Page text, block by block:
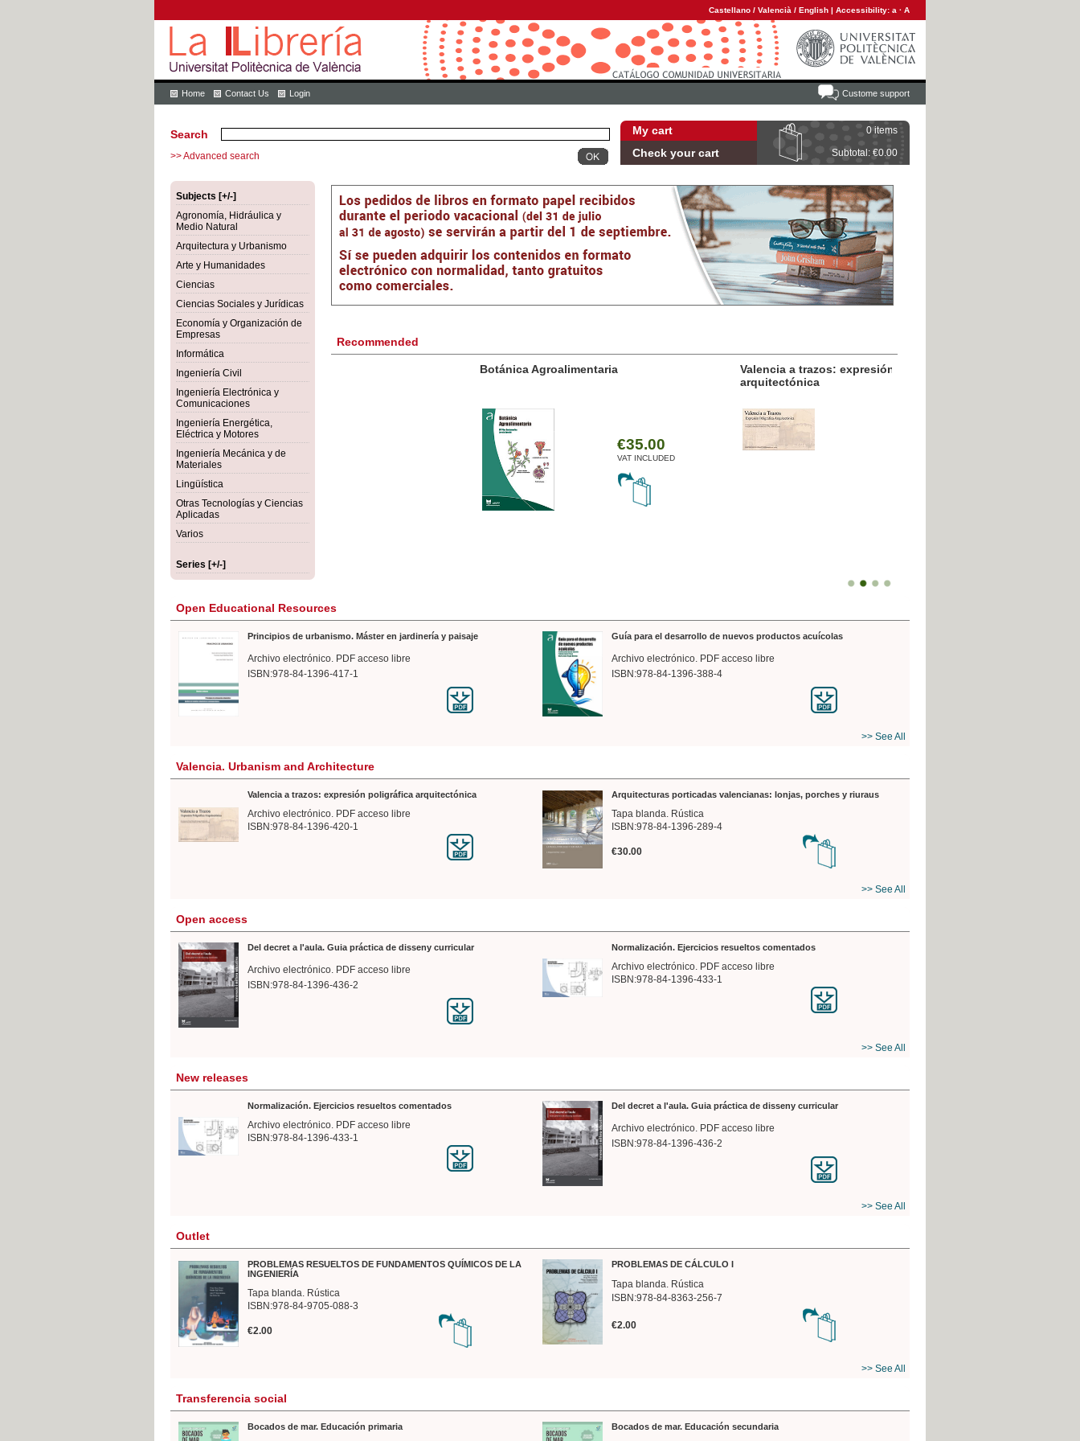
Castellano / Valencià / English | Accessibility: a · A
Custome support
Home Contact Us Login
My cart 0 items
Check your cart Subtotal: €0.00
Search
>> Advanced search
Subjects [+/-]
Agronomía, Hidráulica y
Medio Natural
Arquitectura y Urbanismo
Arte y Humanidades
Ciencias
Ciencias Sociales y Jurídicas
Economía y Organización de
Empresas
Informática
Ingeniería Civil
Ingeniería Electrónica y
Comunicaciones
Ingeniería Energética,
Eléctrica y Motores
Ingeniería Mecánica y de
Materiales
Lingüística
Otras Tecnologías y Ciencias
Aplicadas
Varios
Series [+/-]
Recommended
€35.00
VAT INCLUDED
Valencia a trazos: expresión poligráfica
Open Educational Resources
Principios de urbanismo. Máster en jardinería y paisaje
Archivo electrónico. PDF acceso libre
ISBN:978-84-1396-417-1
Guía para el desarrollo de nuevos productos acuícolas
Archivo electrónico. PDF acceso libre
ISBN:978-84-1396-388-4
>> See All
Valencia. Urbanism and Architecture
Valencia a trazos: expresión poligráfica arquitectónica
Archivo electrónico. PDF acceso libre
ISBN:978-84-1396-420-1
Arquitecturas porticadas valencianas: lonjas, porches y riuraus
Tapa blanda. Rústica
ISBN:978-84-1396-289-4
€30.00
>> See All
Open access
Del decret a l'aula. Guia práctica de disseny curricular
Archivo electrónico. PDF acceso libre
ISBN:978-84-1396-436-2
Normalización. Ejercicios resueltos comentados
Archivo electrónico. PDF acceso libre
ISBN:978-84-1396-433-1
>> See All
New releases
Normalización. Ejercicios resueltos comentados
Archivo electrónico. PDF acceso libre
ISBN:978-84-1396-433-1
Del decret a l'aula. Guia práctica de disseny curricular
Archivo electrónico. PDF acceso libre
ISBN:978-84-1396-436-2
>> See All
Outlet
PROBLEMAS RESUELTOS DE FUNDAMENTOS QUÍMICOS DE LA
INGENIERÍA
Tapa blanda. Rústica
ISBN:978-84-9705-088-3
€2.00
PROBLEMAS DE CÁLCULO I
Tapa blanda. Rústica
ISBN:978-84-8363-256-7
€2.00
>> See All
Transferencia social
Bocados de mar. Educación primaria Bocados de mar. Educación secundaria